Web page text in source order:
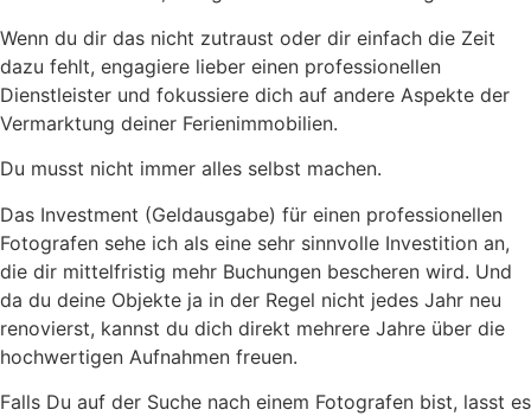
Wenn du dir das nicht zutraust oder dir einfach die Zeit
dazu fehlt, engagiere lieber einen professionellen
Dienstleister und fokussiere dich auf andere Aspekte der
Vermarktung deiner Ferienimmobilien.
Du musst nicht immer alles selbst machen.
Das Investment (Geldausgabe) für einen professionellen
Fotografen sehe ich als eine sehr sinnvolle Investition an,
die dir mittelfristig mehr Buchungen bescheren wird. Und
da du deine Objekte ja in der Regel nicht jedes Jahr neu
renovierst, kannst du dich direkt mehrere Jahre über die
hochwertigen Aufnahmen freuen.
Falls Du auf der Suche nach einem Fotografen bist, lasst es